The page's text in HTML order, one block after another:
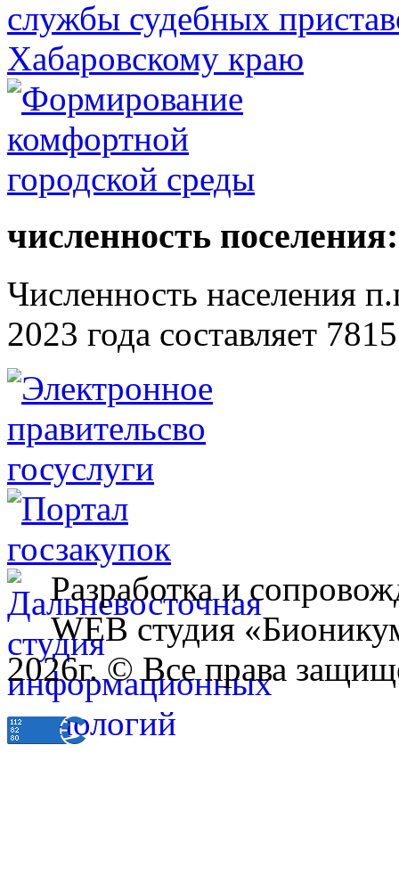
численность поселения:
Численность населения
2023 года составляет
Разработка и
WEB студия
2026г. © Все права